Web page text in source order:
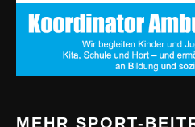
MEHR SPORT-